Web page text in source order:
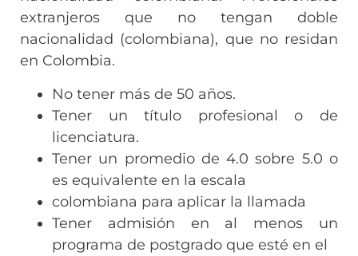
extranjeros que no tengan doble
nacionalidad (colombiana), que no residan
en Colombia.
No tener más de 50 años.
Tener un título profesional o de
licenciatura.
Tener un promedio de 4.0 sobre 5.0 o
es equivalente en la escala
colombiana para aplicar la llamada
Tener admisión en al menos un
programa de postgrado que esté en el